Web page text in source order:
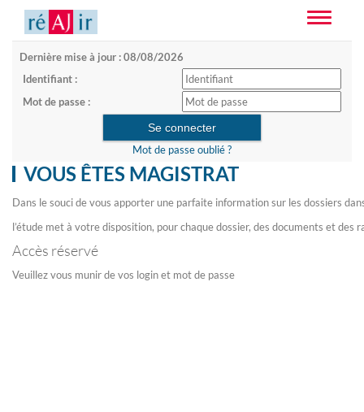
Toggle
Dernière mise à jour : 08/08/2026
Identifiant :
Mot de passe :
Mot de passe oublié ?
VOUS ÊTES MAGISTRAT
Dans le souci de vous apporter une parfaite information sur les dossiers
l’étude met à votre disposition, pour chaque dossier, des documents et des
Accès réservé
Veuillez vous munir de vos login et mot de passe